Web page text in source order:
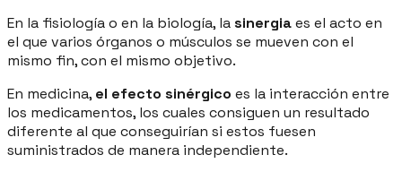
En la fisiología o en la biología, lasinergiaes el acto en
el que varios órganos o músculos se mueven con el
mismo fin, con el mismo objetivo.
En medicina, el efecto sinérgico es la interacción entre
los medicamentos, los cuales consiguen un resultado
diferente al que conseguirían si estos fuesen
suministrados de manera independiente.